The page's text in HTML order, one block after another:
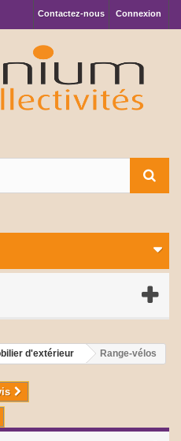
Connexion
Contactez-nous
d'extérieur Range-vélos